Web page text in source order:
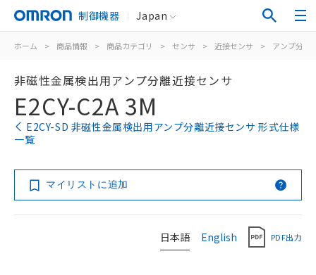
制御機器 Japan
ホーム > 商品情報 > 商品カテゴリ > センサ > 近接センサ > アンプ分離
非磁性金属検出用アンプ分離近接センサ
E2CY-C2A 3M
E2CY-SD 非磁性金属検出用アンプ分離近接センサ 形式仕様
一覧
マイリストに追加
日本語 English PDF出力